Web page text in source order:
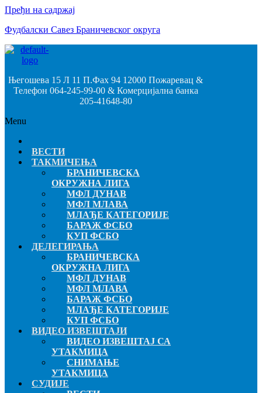
Пређи на садржај
Фудбалски Савез Браничевског округа
Његошева 15 Л 11 П.Фах 94 12000 Пожаревац &
Телефон 064-245-99-00 & Комерцијална банка
205-41648-80
Menu
ВЕСТИ
ТАКМИЧЕЊА
БРАНИЧЕВСКА
ОКРУЖНА ЛИГА
МФЛ ДУНАВ
МФЛ МЛАВА
МЛАЂЕ КАТЕГОРИЈЕ
БАРАЖ ФСБО
КУП ФСБО
ДЕЛЕГИРАЊА
БРАНИЧЕВСКА
ОКРУЖНА ЛИГА
МФЛ ДУНАВ
МФЛ МЛАВА
БАРАЖ ФСБО
МЛАЂЕ КАТЕГОРИЈЕ
КУП ФСБО
ВИДЕО ИЗВЕШТАЈИ
ВИДЕО ИЗВЕШТАЈ СА
УТАКМИЦА
СНИМАЊЕ
УТАКМИЦА
СУДИЈЕ